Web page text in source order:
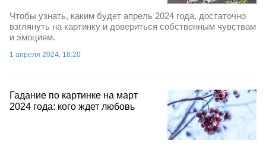
Чтобы узнать, каким будет апрель 2024 года, достаточно
взглянуть на картинку и довериться собственным чувствам
и эмоциям.
1 апреля 2024, 18:20
Гадание по картинке на март
2024 года: кого ждет любовь